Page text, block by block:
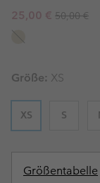
Sale price:
25,00 € Regular
50,00 €
Größe: XS
XS S
Größentabelle